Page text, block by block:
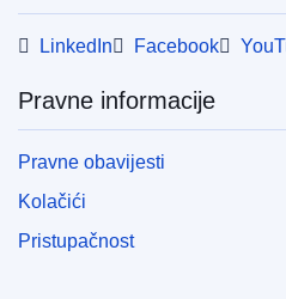
LinkedIn Facebook
Pravne informacije
Pravne obavijesti
Kolačići
Pristupačnost